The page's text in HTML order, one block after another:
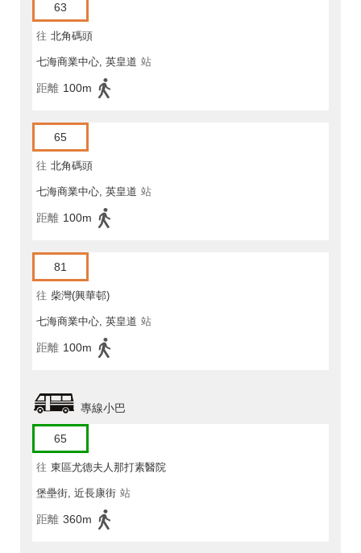
63
往 北角碼頭
七海商業中心, 英皇道 站
距離 100m
65
往 北角碼頭
七海商業中心, 英皇道 站
距離 100m
81
往 柴灣(興華邨)
七海商業中心, 英皇道 站
距離 100m
專線小巴
65
往 東區尤德夫人那打素醫院
堡壘街, 近長康街 站
距離 360m